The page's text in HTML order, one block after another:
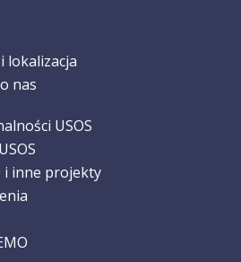
lokalizacja
nas
USOS
i inne projekty